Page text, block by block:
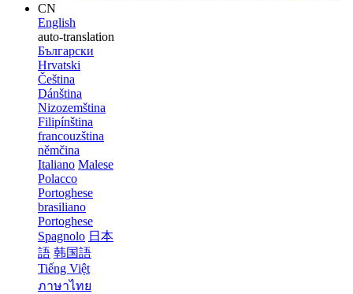
CN
English
auto-translation
Български
Hrvatski
Čeština
Dánština
Nizozemština
Filipínština
francouzština
němčina
Italiano Malese
Polacco
Portoghese
brasiliano
Portoghese
Spagnolo 日本
語 韩国語
Tiếng Việt
ภาษาไทย